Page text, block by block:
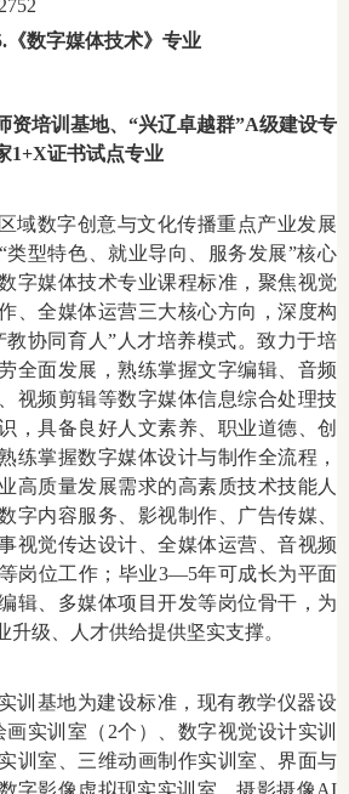
《数字媒体技术》专业
资培训基地、“兴辽卓越群”A级建设专
1+X证书试点专业
域数字创意与文化传播重点产业发展
类型特色、就业导向、服务发展”核心
字媒体技术专业课程标准，聚焦视觉
、全媒体运营三大核心方向，深度构
教协同育人”人才培养模式。致力于培
全面发展，熟练掌握文字编辑、音频
视频剪辑等数字媒体信息综合处理技
，具备良好人文素养、职业道德、创
练掌握数字媒体设计与制作全流程，
高质量发展需求的高素质技术技能人
字内容服务、影视制作、广告传媒、
视觉传达设计、全媒体运营、音视频
岗位工作；毕业3—5年可成长为平面
辑、多媒体项目开发等岗位骨干，为
升级、人才供给提供坚实支撑。
训基地为建设标准，现有教学仪器设
实训室（2个）、数字视觉设计实训
训室、三维动画制作实训室、界面与
字影像虚拟现实实训室、摄影摄像AI